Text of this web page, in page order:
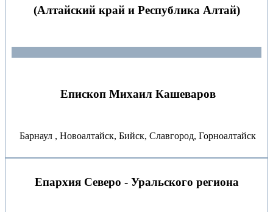
(Алтайский край и Республика Алтай)
Епископ Михаил Кашеваров
Барнаул , Новоалтайск, Бийск, Славгород, Горноалтайск
Епархия Северо - Уральского региона